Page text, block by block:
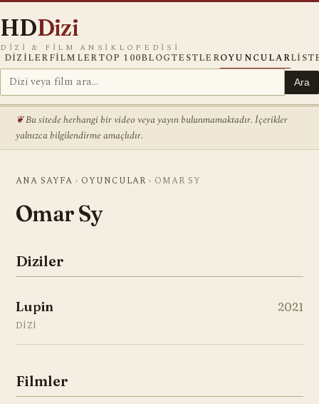
HDDizi
DIZI & FILM ANSIKLOPEDISI
DIZILERFILMLERTOP 100BLOGTESTLEROYUNCULAR
Ara
Bu sitede herhangi bir video veya yayın bulunmamaktadır. İçerikler
yalnızca bilgilendirme amaçlıdır.
ANA SAYFA › OYUNCULAR › OMAR SY
Omar Sy
Diziler
Lupin 2021
DIZI
Filmler